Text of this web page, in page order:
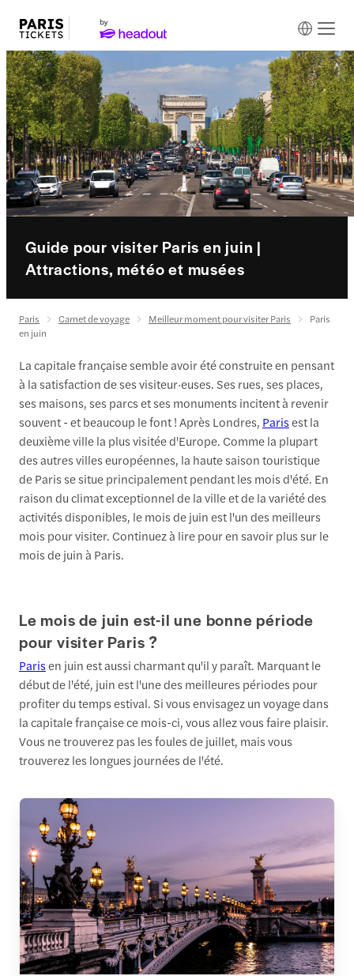
Guide pour visiter Paris en juin |
Attractions, météo et musées
Paris Carnet de voyage Meilleur moment pour visiter Paris
Paris
en juin
La capitale française semble avoir été construite en pensant
à la satisfaction de ses visiteur·euses. Ses rues, ses places,
ses maisons, ses parcs et ses monuments incitent à revenir
souvent - et beaucoup le font ! Après Londres, Parisest la
deuxième ville la plus visitée d'Europe. Comme la plupart
des autres villes européennes, la haute saison touristique
de Paris se situe principalement pendant les mois d'été. En
raison du climat exceptionnel de la ville et de la variété des
activités disponibles, le mois de juin est l'un des meilleurs
mois pour visiter. Continuez à lire pour en savoir plus sur le
mois de juin à Paris.
Le mois de juin est-il une bonne période
pour visiter Paris ?
Parisen juin est aussi charmant qu'il y paraît. Marquant le
début de l'été, juin est l'une des meilleures périodes pour
profiter du temps estival. Si vous envisagez un voyage dans
la capitale française ce mois-ci, vous allez vous faire plaisir.
Vous ne trouverez pas les foules de juillet, mais vous
trouverez les longues journées de l'été.